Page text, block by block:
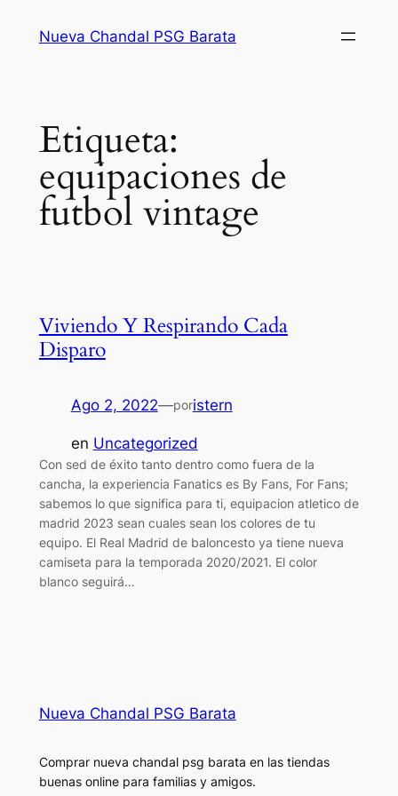
Nueva Chandal PSG Barata
Etiqueta:
equipaciones de
futbol vintage
Viviendo Y Respirando Cada
Disparo
Ago 2, 2022—poristern
en Uncategorized
Con sed de éxito tanto dentro como fuera de la
cancha, la experiencia Fanatics es By Fans, For Fans;
sabemos lo que significa para ti, equipacion atletico de
madrid 2023 sean cuales sean los colores de tu
equipo. El Real Madrid de baloncesto ya tiene nueva
camiseta para la temporada 2020/2021. El color
blanco seguirá…
Nueva Chandal PSG Barata
Comprar nueva chandal psg barata en las tiendas
buenas online para familias y amigos.